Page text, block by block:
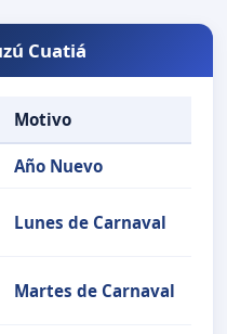
Cuatiá
Motivo
Año Nuevo
Lunes de Carnaval
Martes de Carnaval